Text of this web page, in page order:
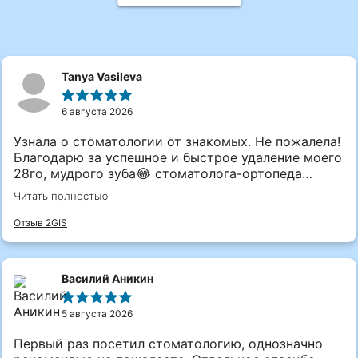
Правила предоставления мед.
О Программе государственных гарантий
бесплатного оказания гражданам
медицинской помощи на 2026 год и на
О Территориальной программе
государственных гарантий бесплатного
оказания гражданам медицинской
помощи в Ханты-Мансийском
Tanya Vasileva
6 августа 2026
Узнала о стоматологии от знакомых. Не пожалела!
Благодарю за успешное и быстрое удаление моего
28го, мудрого зуба😂 стоматолога-ортопеда
Ганиева М.Х! Я больше боялась идти на прием) Как
говорится, рекомендую))
Читать полностью
Отзыв 2GIS
Василий Аникин
5 августа 2026
Первый раз посетил стоматологию, однозначно